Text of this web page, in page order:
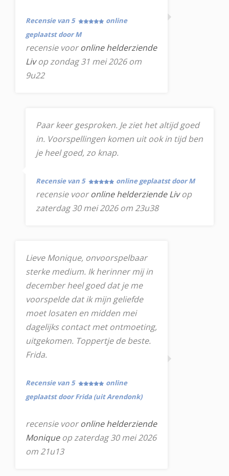
Recensie van 5
online
geplaatst door M
recensie vooronline helderziende
Livop zondag 31 mei 2026 om
9u22
Paar keer gesproken. Je ziet het altijd goed
in. Voorspellingen komen uit ook in tijd ben
je heel goed, zo knap.
Recensie van 5 online geplaatst door M
recensie vooronline helderziende Livop
zaterdag 30 mei 2026 om 23u38
Lieve Monique, onvoorspelbaar
sterke medium. Ik herinner mij in
december heel goed dat je me
voorspelde dat ik mijn geliefde
moet losaten en midden mei
dagelijks contact met ontmoeting,
uitgekomen. Toppertje de beste.
Frida.
Recensie van 5
online
geplaatst door Frida (uit Arendonk)
recensie vooronline helderziende
Moniqueop zaterdag 30 mei 2026
om 21u13